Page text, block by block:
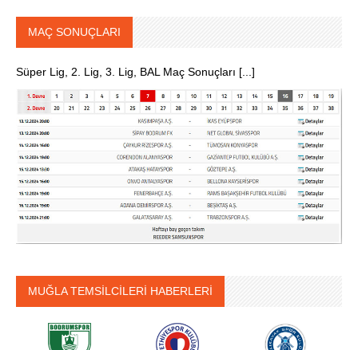
MAÇ SONUÇLARI
Süper Lig, 2. Lig, 3. Lig, BAL Maç Sonuçları [...]
MUĞLA TEMSİLCİLERİ HABERLERİ